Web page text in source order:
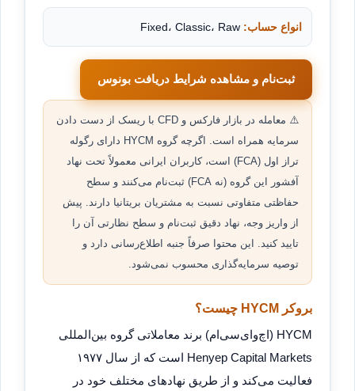
انواع حساب:
ثبت‌نام و مشاهده شرایط دریافت بونوس
⚠️ معامله در بازار فارکس و CFD با ریسک از دست دادن
سرمایه همراه است. اگرچه گروه HYCM دارای رگوله
تراز اول (FCA) است، کاربران ایرانی معمولاً تحت نهاد
آفشور این گروه (نه FCA) ثبت‌نام می‌کنند و سطح
حفاظتی متفاوتی نسبت به مشتریان بریتانیا دارند. پیش
از واریز وجه، نهاد دقیق ثبت‌نام و سطح نظارتی آن را
تایید کنید. این محتوا صرفاً جنبه اطلاع‌رسانی دارد و
توصیه سرمایه‌گذاری محسوب نمی‌شود.
بروکر HYCM چیست؟
HYCM (اچ‌وای‌سی‌ام) برند معاملاتی گروه بین‌المللی
Henyep Capital Markets است که از سال ۱۹۷۷
فعالیت می‌کند و از طریق نهادهای مختلف خود در